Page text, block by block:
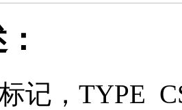
记，TYPE